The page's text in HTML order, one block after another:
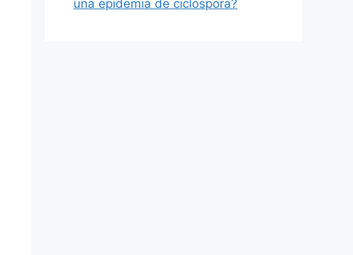
una epidemia de ciclospora?